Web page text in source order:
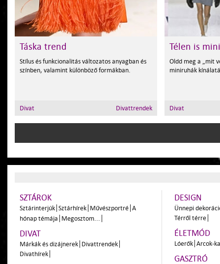
Táska trend
Stílus és funkcionalitás változatos anyagban és
színben, valamint különböző formákban.
Divat Divattrendek
Télen is
Oldd meg a „mit
miniruhák
Divat
SZTÁROK
Sztárinterjúk Sztárhírek Művészportré A
hónap témája Megosztom...
DIVAT
Márkák és dizájnerek Divattrendek
Divathírek
DESIGN
Ünnepi
Térről térre
ÉLETMÓD
Lóerők Arcok-
GASZTRÓ